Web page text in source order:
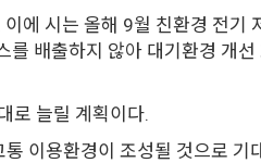
에 시는 올해 9월 친환경 전기
배출하지 않아 대기환경 개
로 늘릴 계획이다.
이용환경이 조성될 것으로 기